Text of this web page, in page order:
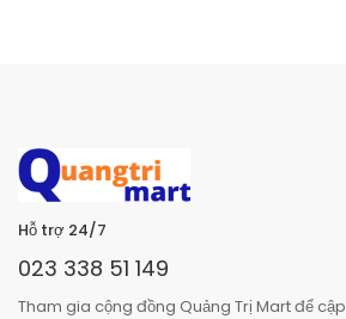
Hỗ trợ 24/7
023 338 51 149
Tham gia cộng đồng Quảng Trị Mart để cập